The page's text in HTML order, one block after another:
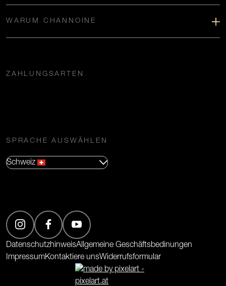
WARUM CHANNOINE
ZAHLUNGSARTEN
SPRACHE AUSWÄHLEN
Schweiz
DatenschutzhinweisAllgemeine Geschäftsbedinungen
ImpressumKontaktiere unsWiderrufsformular
(Öffnet in neuem Tab)
(Öffnet in neuem Tab)
(Öffnet in neuem Tab)